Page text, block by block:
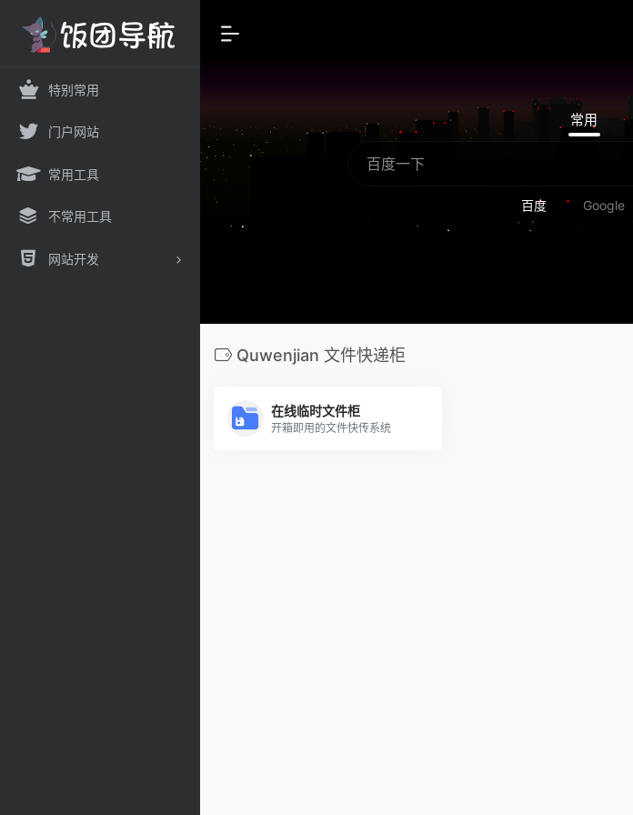
特别常用
门户网站
常用工具
不常用工具
网站开发
常用
百度 Google
Quwenjian 文件快递柜
在线临时文件柜
开箱即用的文件快传系统